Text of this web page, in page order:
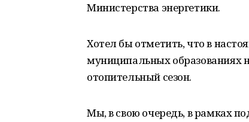
Министерства энергетики.
Хотел бы отметить, что в
муниципальных образованиях
отопительный сезон.
Мы, в свою очередь, в рамках